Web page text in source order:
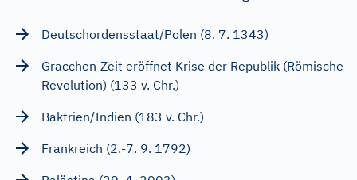
Deutschordensstaat/Polen (8. 7. 1343)
Gracchen-Zeit eröffnet Krise der Republik (Römische
Revolution) (133 v. Chr.)
Baktrien/Indien (183 v. Chr.)
Frankreich (2.-7. 9. 1792)